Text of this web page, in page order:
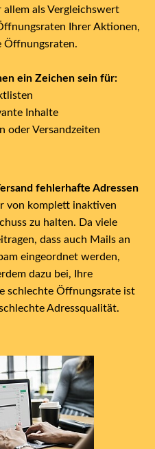
als Vergleichswert
Ihrer Aktionen,
Öffnungsraten.
ein Zeichen sein für:
Inhalte
oder Versandzeiten
fehlerhafte Adressen
von komplett inaktiven
zu halten. Da viele
dass auch Mails an
eingeordnet werden,
dazu bei, Ihre
schlechte Öffnungsrate ist
Adressqualität.